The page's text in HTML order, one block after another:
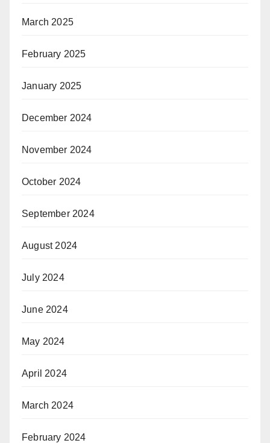
March 2025
February 2025
January 2025
December 2024
November 2024
October 2024
September 2024
August 2024
July 2024
June 2024
May 2024
April 2024
March 2024
February 2024